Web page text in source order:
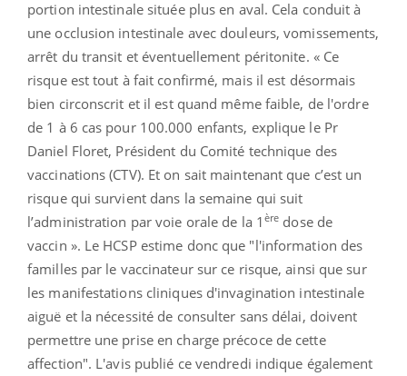
portion intestinale située plus en aval. Cela conduit à
une occlusion intestinale avec douleurs, vomissements,
arrêt du transit et éventuellement péritonite. « Ce
risque est tout à fait confirmé, mais il est désormais
bien circonscrit et il est quand même faible, de l'ordre
de 1 à 6 cas pour 100.000 enfants, explique le Pr
Daniel Floret, Président du Comité technique des
vaccinations (CTV). Et on sait maintenant que c’est un
risque qui survient dans la semaine qui suit
l’administration par voie orale de la 1 ère dose de
vaccin ». Le HCSP estime donc que "l'information des
familles par le vaccinateur sur ce risque, ainsi que sur
les manifestations cliniques d'invagination intestinale
aiguë et la nécessité de consulter sans délai, doivent
permettre une prise en charge précoce de cette
affection". L'avis publié ce vendredi indique également